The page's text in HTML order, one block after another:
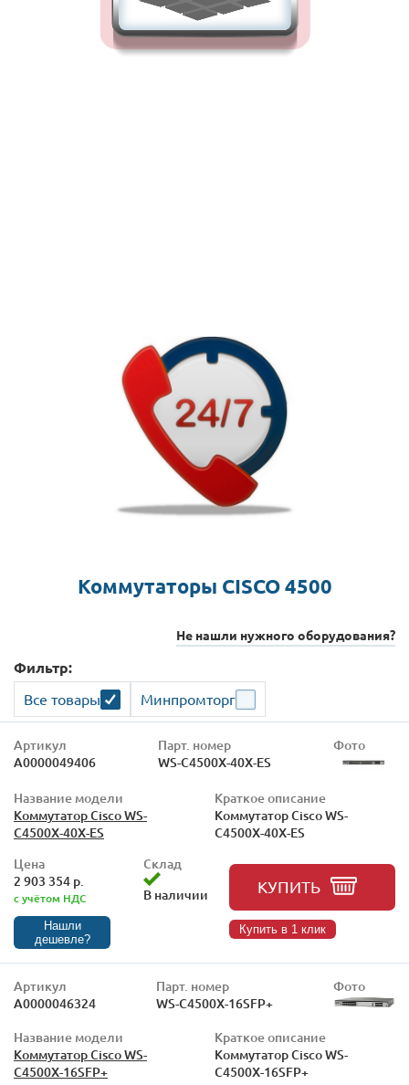
Коммутаторы CISCO 4500
Не нашли нужного оборудования?
Фильтр:
Все товары Минпромторг
Артикул
А0000049406
Парт. номер
WS-C4500X-40X-ES
Фото
Название модели
Коммутатор Cisco WS-
C4500X-40X-ES
Краткое описание
Коммутатор Cisco WS-
C4500X-40X-ES
Цена
2 903 354 р.
с учётом НДС
Нашли
дешевле?
Склад
В наличии
КУПИТЬ
Купить в 1 клик
Артикул
А0000046324
Парт. номер
WS-C4500X-16SFP+
Фото
Название модели
Коммутатор Cisco WS-
C4500X-16SFP+
Краткое описание
Коммутатор Cisco WS-
C4500X-16SFP+